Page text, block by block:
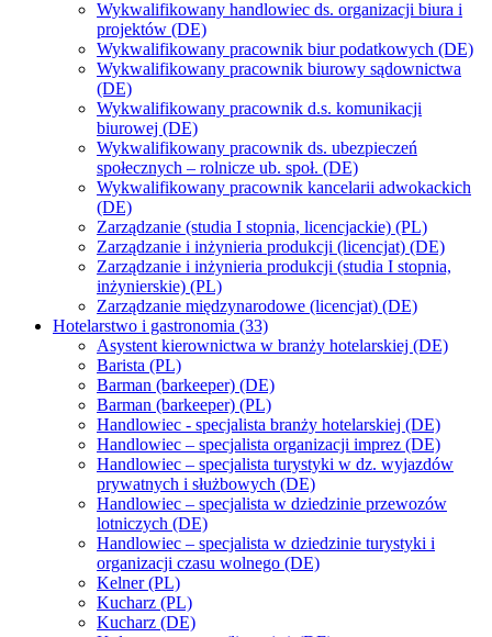
Wykwalifikowany handlowiec ds. organizacji biura i
projektów (DE)
Wykwalifikowany pracownik biur podatkowych (DE)
Wykwalifikowany pracownik biurowy sądownictwa
(DE)
Wykwalifikowany pracownik d.s. komunikacji
biurowej (DE)
Wykwalifikowany pracownik ds. ubezpieczeń
społecznych – rolnicze ub. społ. (DE)
Wykwalifikowany pracownik kancelarii adwokackich
(DE)
Zarządzanie (studia I stopnia, licencjackie) (PL)
Zarządzanie i inżynieria produkcji (licencjat) (DE)
Zarządzanie i inżynieria produkcji (studia I stopnia,
inżynierskie) (PL)
Zarządzanie międzynarodowe (licencjat) (DE)
Hotelarstwo i gastronomia (33)
Asystent kierownictwa w branży hotelarskiej (DE)
Barista (PL)
Barman (barkeeper) (DE)
Barman (barkeeper) (PL)
Handlowiec - specjalista branży hotelarskiej (DE)
Handlowiec – specjalista organizacji imprez (DE)
Handlowiec – specjalista turystyki w dz. wyjazdów
prywatnych i służbowych (DE)
Handlowiec – specjalista w dziedzinie przewozów
lotniczych (DE)
Handlowiec – specjalista w dziedzinie turystyki i
organizacji czasu wolnego (DE)
Kelner (PL)
Kucharz (PL)
Kucharz (DE)